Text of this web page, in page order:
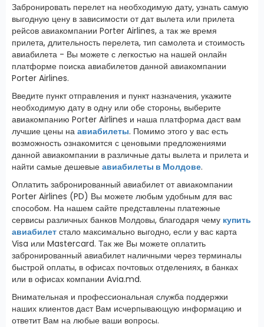
Забронировать перелет на необходимую дату, узнать самую
выгодную цену в зависимости от дат вылета или прилета
рейсов авиакомпании Porter Airlines, а так же время
прилета, длительность перелета, тип самолета и стоимость
авиабилета - Вы можете с легкостью на нашей онлайн
платформе поиска авиабилетов данной авиакомпании
Porter Airlines.
Введите пункт отправления и пункт назначения, укажите
необходимую дату в одну или обе стороны, выберите
авиакомпанию Porter Airlines и наша платформа даст вам
лучшие цены на авиабилеты. Помимо этого у вас есть
возможность ознакомится с ценовыми предложениями
данной авиакомпании в различные даты вылета и прилета и
найти самые дешевые авиабилеты в Молдове.
Оплатить забронированный авиабилет от авиакомпании
Porter Airlines (PD) Вы можете любым удобным для вас
способом. На нашем сайте представлены платежные
сервисы различных банков Молдовы, благодаря чему купить
авиабилет стало максимально выгодно, если у вас карта
Visa или Mastercard. Так же Вы можете оплатить
забронированный авиабилет наличными через терминалы
быстрой оплаты, в офисах почтовых отделениях, в банках
или в офисах компании Avia.md.
Внимательная и профессиональная служба поддержки
наших клиентов даст Вам исчерпывающую информацию и
ответит Вам на любые ваши вопросы.